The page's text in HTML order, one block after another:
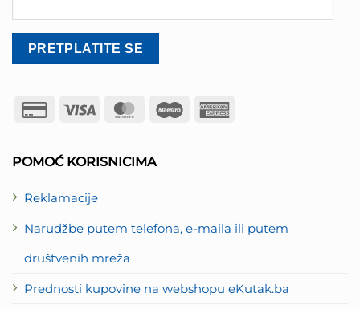
POMOĆ KORISNICIMA
Reklamacije
Narudžbe putem telefona, e-maila ili putem
društvenih mreža
Prednosti kupovine na webshopu eKutak.ba
Credit
Visa MasterCard
Maestro